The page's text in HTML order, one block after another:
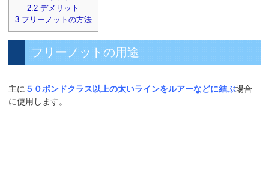
2.2 デメリット
3 フリーノットの方法
フリーノットの用途
主に ５０ポンドクラス以上の太いラインをルアーなどに結ぶ場合
に使用します。